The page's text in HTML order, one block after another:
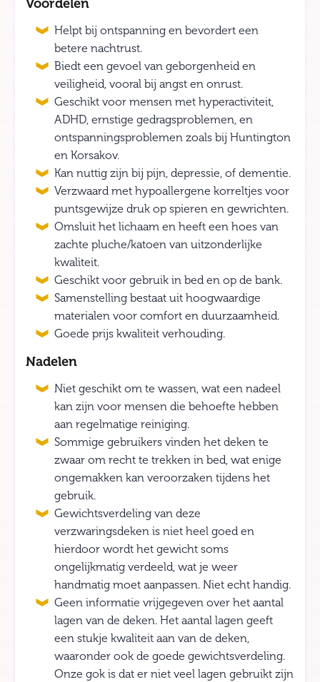
Voordelen
Helpt bij ontspanning en bevordert een
betere nachtrust.
Biedt een gevoel van geborgenheid en
veiligheid, vooral bij angst en onrust.
Geschikt voor mensen met hyperactiviteit,
ADHD, ernstige gedragsproblemen, en
ontspanningsproblemen zoals bij Huntington
en Korsakov.
Kan nuttig zijn bij pijn, depressie, of dementie.
Verzwaard met hypoallergene korreltjes voor
puntsgewijze druk op spieren en gewrichten.
Omsluit het lichaam en heeft een hoes van
zachte pluche/katoen van uitzonderlijke
kwaliteit.
Geschikt voor gebruik in bed en op de bank.
Samenstelling bestaat uit hoogwaardige
materialen voor comfort en duurzaamheid.
Goede prijs kwaliteit verhouding.
Nadelen
Niet geschikt om te wassen, wat een nadeel
kan zijn voor mensen die behoefte hebben
aan regelmatige reiniging.
Sommige gebruikers vinden het deken te
zwaar om recht te trekken in bed, wat enige
ongemakken kan veroorzaken tijdens het
gebruik.
Gewichtsverdeling van deze
verzwaringsdeken is niet heel goed en
hierdoor wordt het gewicht soms
ongelijkmatig verdeeld, wat je weer
handmatig moet aanpassen. Niet echt handig.
Geen informatie vrijgegeven over het aantal
lagen van de deken. Het aantal lagen geeft
een stukje kwaliteit aan van de deken,
waaronder ook de goede gewichtsverdeling.
Onze gok is dat er niet veel lagen gebruikt zijn